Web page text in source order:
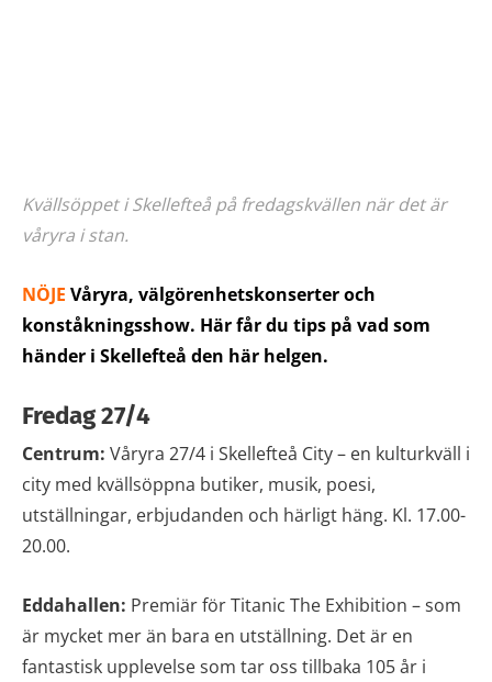
Kvällsöppet i Skellefteå på fredagskvällen när det är
våryra i stan.
NÖJE Våryra, välgörenhetskonserter och
konståkningsshow. Här får du tips på vad som
händer i Skellefteå den här helgen.
Fredag 27/4
Centrum: Våryra 27/4 i Skellefteå City – en kulturkväll i
city med kvällsöppna butiker, musik, poesi,
utställningar, erbjudanden och härligt häng. Kl. 17.00-
20.00.
Eddahallen: Premiär för Titanic The Exhibition – som
är mycket mer än bara en utställning. Det är en
fantastisk upplevelse som tar oss tillbaka 105 år i